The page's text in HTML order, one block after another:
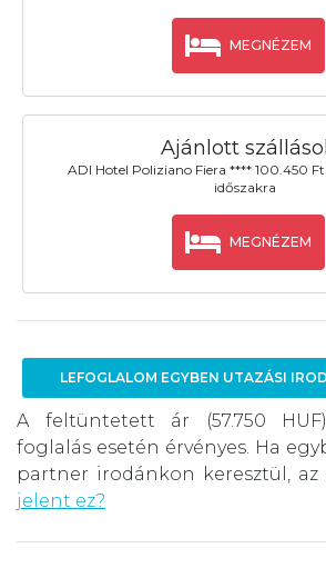
MEGNÉZEM
Ajánlott
ADI Hotel Poliziano Fiera **** 100.450
időszakra
MEGNÉZEM
LEFOGLALOM EGYBEN UTAZÁSI
A feltüntetett ár (57.750
foglalás esetén érvényes. Ha
partner irodánkon keresztül, az
jelent ez?